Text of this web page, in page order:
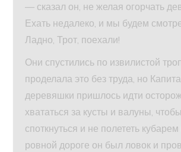
— сказал он, не желая огорчать
Ехать недалеко, и мы будем
Ладно, Трот, поехали!
Они спустились по извилистой
проделала это без труда, но
деревяшки пришлось идти
хвататься за кусты и валуны,
споткнуться и не полететь
ровной дороге он был ловок и